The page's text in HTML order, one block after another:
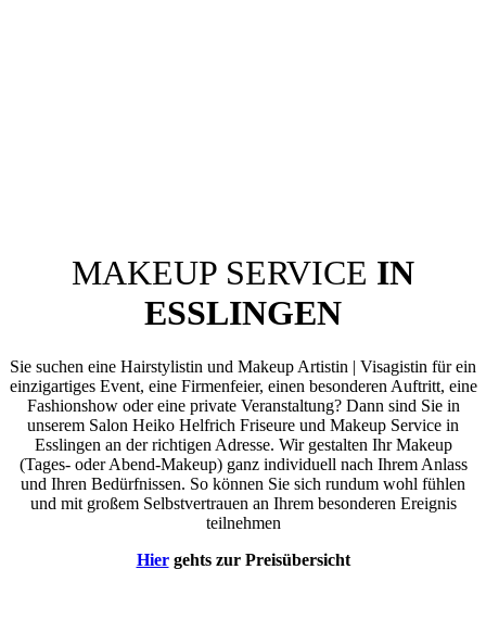
MAKEUP SERVICE IN
ESSLINGEN
Sie suchen eine Hairstylistin und Makeup Artistin | Visagistin für ein
einzigartiges Event, eine Firmenfeier, einen besonderen Auftritt, eine
Fashionshow oder eine private Veranstaltung? Dann sind Sie in
unserem Salon Heiko Helfrich Friseure und Makeup Service in
Esslingen an der richtigen Adresse. Wir gestalten Ihr Makeup
(Tages- oder Abend-Makeup) ganz individuell nach Ihrem Anlass
und Ihren Bedürfnissen. So können Sie sich rundum wohl fühlen
und mit großem Selbstvertrauen an Ihrem besonderen Ereignis
teilnehmen
Hiergehts zur Preisübersicht